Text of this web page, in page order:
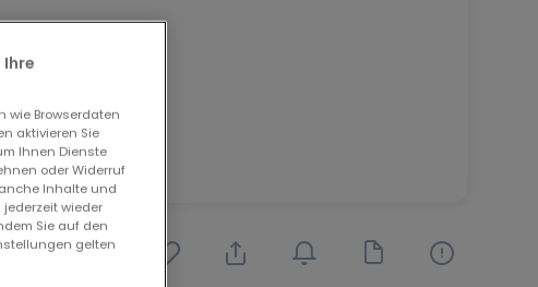
wie Browserdaten
aktivieren Sie
Ihnen Dienste
oder Widerruf
Inhalte und
wieder
Sie auf den
gelten